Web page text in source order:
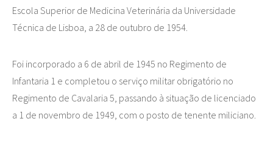
Escola Superior de Medicina Veterinária da Universidade
Técnica de Lisboa, a 28 de outubro de 1954.
Foi incorporado a 6 de abril de 1945 no Regimento de
Infantaria 1 e completou o serviço militar obrigatório no
Regimento de Cavalaria 5, passando à situação de licenciado
a 1 de novembro de 1949, com o posto de tenente miliciano.